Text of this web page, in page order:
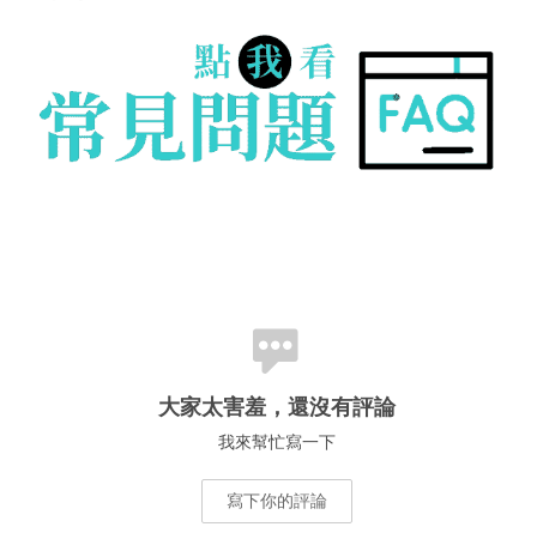
大家太害羞，還沒有評論
我來幫忙寫一下
寫下你的評論